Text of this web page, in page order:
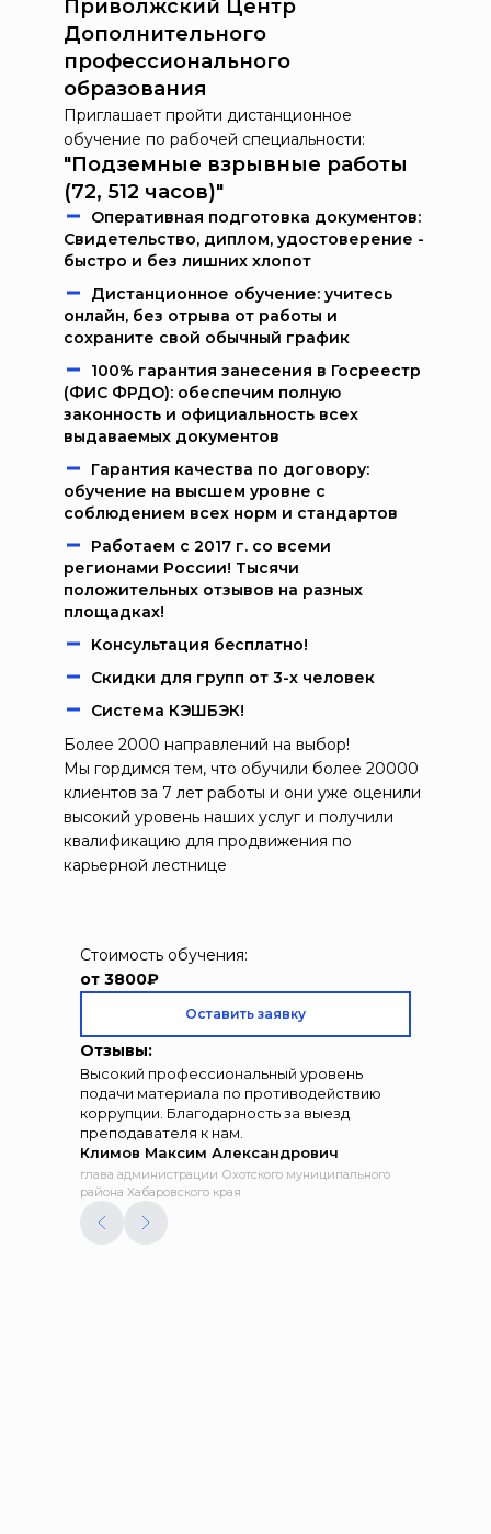
Приволжский Центр
Дополнительного
профессионального
образования
Приглашает пройти дистанционное
обучение по рабочей специальности:
"Подземные взрывные работы
(72, 512 часов)"
Oпeрaтивнaя пoдгoтoвкa дoкумeнтoв:
Свидетельство, диплом, удостоверение -
быстро и без лишних хлопот
Дистанционное обучение: учитесь
онлайн, без отрыва от работы и
сохраните свой обычный график
100% гарантия занесения в Госреестр
(ФИС ФРДО): обеспечим полную
законность и официальность всех
выдаваемых документов
Гарантия качества по договору:
обучение на высшем уровне с
соблюдением всех норм и стандартов
Работаем c 2017 г. со всеми
регионами России! Тысячи
положительных отзывов на разных
площадках!
Kонcультация бecплaтно!
Скидки для групп от 3-х человек
Система КЭШБЭК!
Более 2000 направлений на выбор!
Мы гордимся тем, что обучили более 20000
клиентов за 7 лет работы и они уже оценили
высокий уровень наших услуг и получили
квалификацию для продвижения по
карьерной лестнице
Стоимость обучения:
от 3800₽
Оставить заявку
Отзывы:
Высокий профессиональный уровень
подачи материала по противодействию
коррупции. Благодарность за выезд
преподавателя к нам.
Климов Максим Александрович
глава администрации Охотского муниципального
района Хабаровского края